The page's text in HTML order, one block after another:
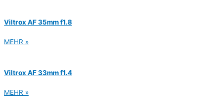
Viltrox AF 35mm f1.8
MEHR »
Viltrox AF 33mm f1.4
MEHR »